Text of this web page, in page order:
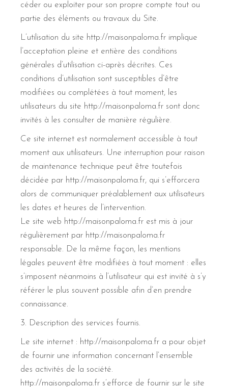
céder ou exploiter pour son propre compte tout ou
partie des éléments ou travaux du Site.
L’utilisation du site http://maisonpaloma.fr implique
l’acceptation pleine et entière des conditions
générales d’utilisation ci-après décrites. Ces
conditions d’utilisation sont susceptibles d’être
modifiées ou complétées à tout moment, les
utilisateurs du site http://maisonpaloma.fr sont donc
invités à les consulter de manière régulière.
Ce site internet est normalement accessible à tout
moment aux utilisateurs. Une interruption pour raison
de maintenance technique peut être toutefois
décidée par http://maisonpaloma.fr, qui s’efforcera
alors de communiquer préalablement aux utilisateurs
les dates et heures de l’intervention.
Le site web http://maisonpaloma.fr est mis à jour
régulièrement par http://maisonpaloma.fr
responsable. De la même façon, les mentions
légales peuvent être modifiées à tout moment : elles
s’imposent néanmoins à l’utilisateur qui est invité à s’y
référer le plus souvent possible afin d’en prendre
connaissance.
3. Description des services fournis.
Le site internet : http://maisonpaloma.fr a pour objet
de fournir une information concernant l’ensemble
des activités de la société.
http://maisonpaloma.fr s’efforce de fournir sur le site